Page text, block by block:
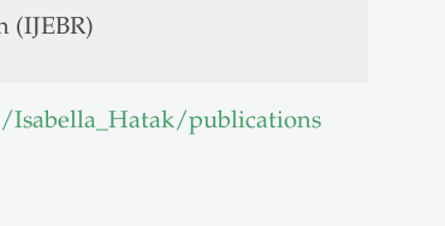
(IJEBR)
publications